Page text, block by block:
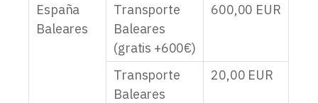
España
Baleares
Transporte
Baleares
(gratis +600€)
600,00 EUR
Transporte
Baleares
20,00 EUR